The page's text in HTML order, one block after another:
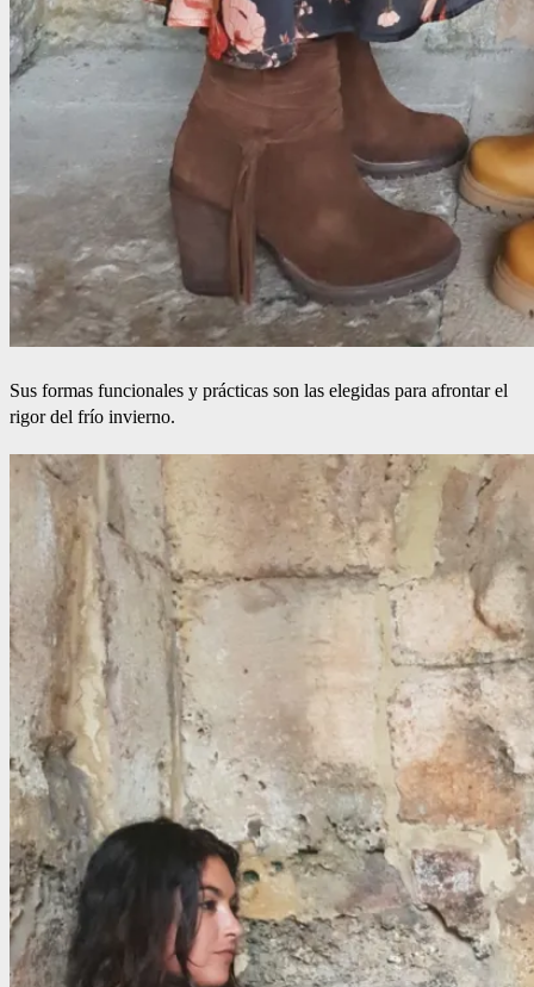
Sus formas funcionales y prácticas son las elegidas para afrontar el
rigor del frío invierno.